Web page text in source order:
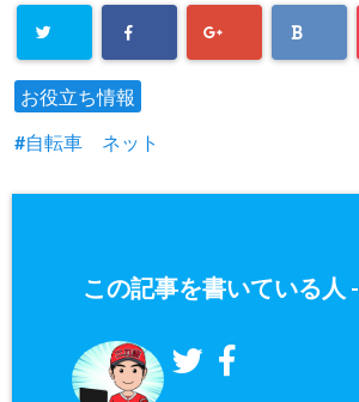
お役立ち情報
自転車 ネット
この記事を書いている人 -